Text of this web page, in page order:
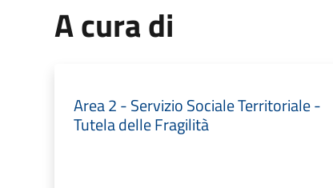
A cura di
Area 2 - Servizio Sociale Territoriale -
Tutela delle Fragilità